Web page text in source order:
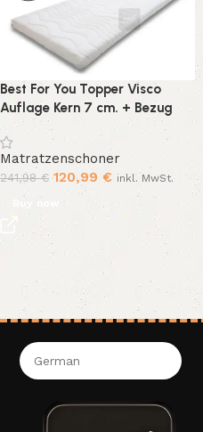
Best For You Topper Visco
Auflage Kern 7 cm. + Bezug
mit hochwertig in Vielen
Größen(100×200)
Matratzenschoner
241,98€ 120,99€ inkl. MwSt.
Buy now